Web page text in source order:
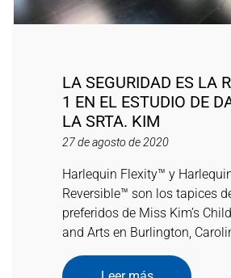
LA SEGURIDAD ES LA
1 EN EL ESTUDIO DE
LA SRTA. KIM
27 de agosto de 2020
Harlequin Flexity™ y
Reversible™ son los tapices
preferidos de Miss Kim’s
and Arts en Burlington,